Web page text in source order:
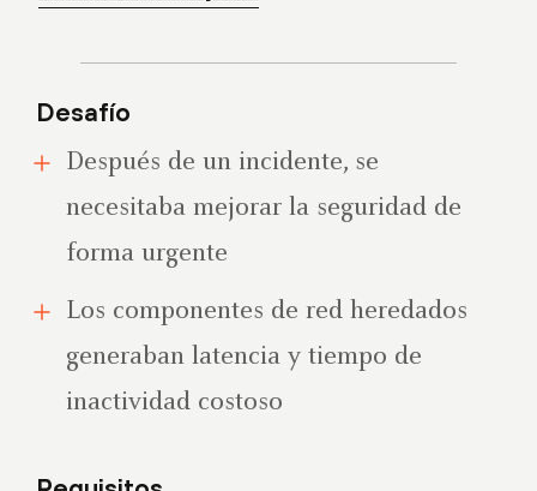
Desafío
Después de un incidente, se
necesitaba mejorar la seguridad de
forma urgente
Los componentes de red heredados
generaban latencia y tiempo de
inactividad costoso